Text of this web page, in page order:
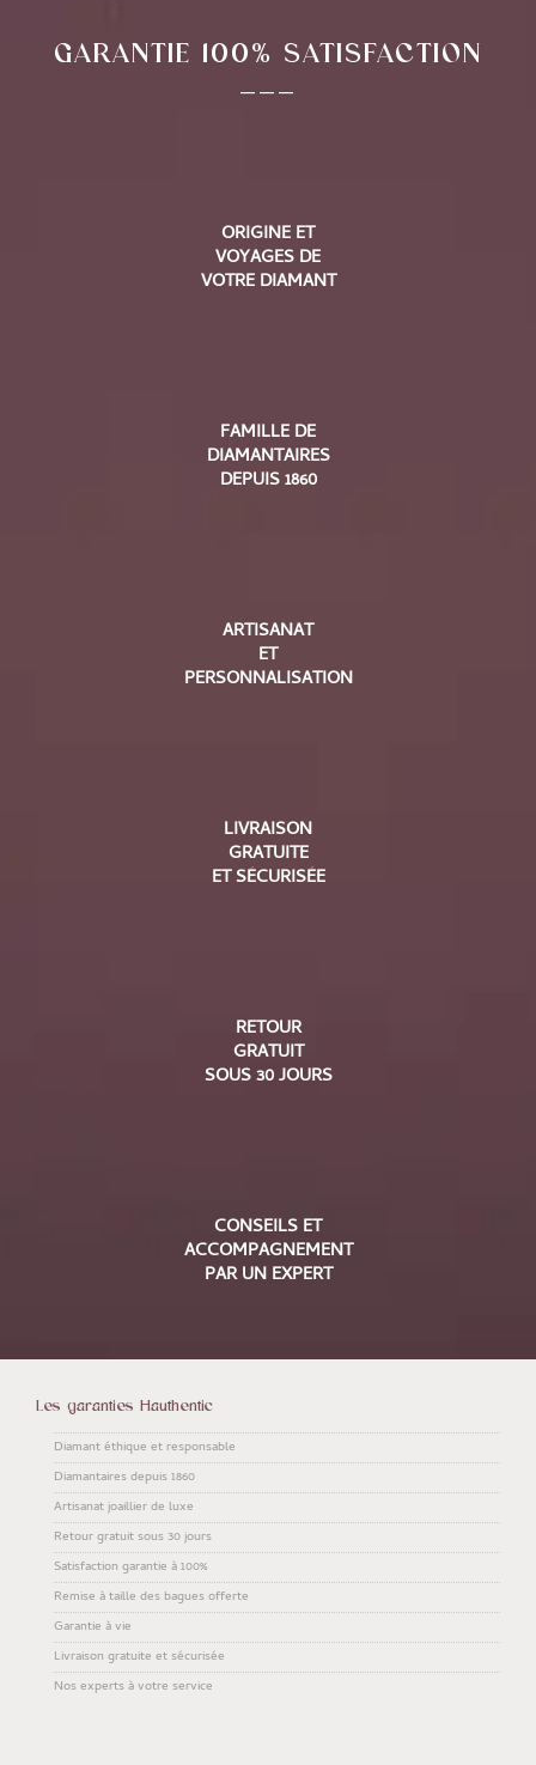
GARANTIE 100% SATISFACTION
ORIGINE ET
VOYAGES DE
VOTRE DIAMANT
FAMILLE DE
DIAMANTAIRES
DEPUIS 1860
ARTISANAT
ET
PERSONNALISATION
LIVRAISON
GRATUITE
ET SÉCURISÉE
RETOUR
GRATUIT
SOUS 30 JOURS
CONSEILS ET
ACCOMPAGNEMENT
PAR UN EXPERT
Les garanties Hauthentic
Diamant éthique et responsable
Diamantaires depuis 1860
Artisanat joaillier de luxe
Retour gratuit sous 30 jours
Satisfaction garantie à 100%
Remise à taille des bagues offerte
Garantie à vie
Livraison gratuite et sécurisée
Nos experts à votre service